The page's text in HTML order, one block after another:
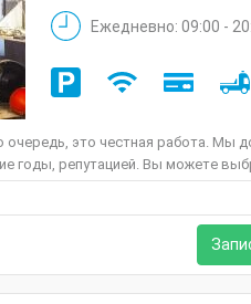
Ежедневно: 09:00 -
очередь, это честная работа. Мы
годы, репутацией. Вы можете